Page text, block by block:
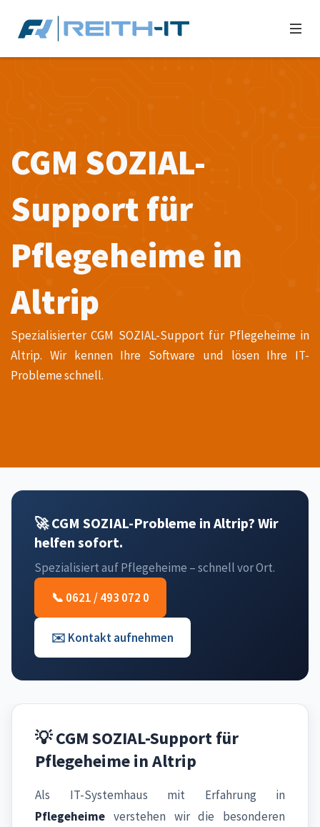
CGM SOZIAL-
Support für
Pflegeheime in
Altrip
Spezialisierter CGM SOZIAL-Support für Pflegeheime in
Altrip. Wir kennen Ihre Software und lösen Ihre IT-
Probleme schnell.
🚀 CGM SOZIAL-Probleme in Altrip? Wir
helfen sofort.
Spezialisiert auf Pflegeheime – schnell vor Ort.
📞 0621 / 493 072 0
✉️ Kontakt aufnehmen
💡 CGM SOZIAL-Support für
Pflegeheime in Altrip
Als IT-Systemhaus mit Erfahrung in
Pflegeheime verstehen wir die besonderen